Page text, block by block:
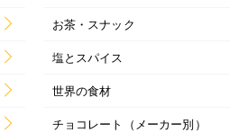
お茶・スナック
塩とスパイス
世界の食材
チョコレート（メーカー別）